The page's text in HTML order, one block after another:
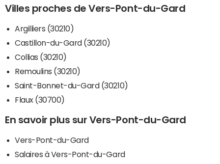
Villes proches de Vers-Pont-du-Gard
Argilliers (30210)
Castillon-du-Gard (30210)
Collias (30210)
Remoulins (30210)
Saint-Bonnet-du-Gard (30210)
Flaux (30700)
En savoir plus sur Vers-Pont-du-Gard
Vers-Pont-du-Gard
Salaires à Vers-Pont-du-Gard